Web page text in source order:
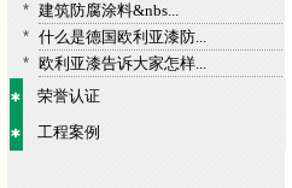
* 建筑防腐涂料&nbs...
* 什么是德国欧利亚漆防...
* 欧利亚漆告诉大家怎样...
荣誉认证
工程案例